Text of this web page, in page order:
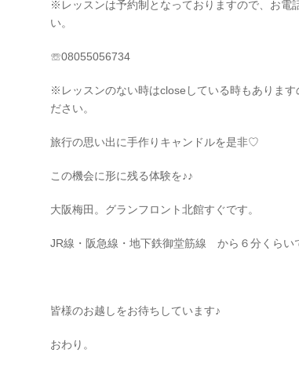
※レッスンは予約制となっておりますので、お電
い。
☏08055056734
※レッスンのない時はcloseしている時もありま
ださい。
旅行の思い出に手作りキャンドルを是非♡
この機会に形に残る体験を♪♪
大阪梅田。グランフロント北館すぐです。
JR線・阪急線・地下鉄御堂筋線 から６分くらい
皆様のお越しをお待ちしています♪
おわり。